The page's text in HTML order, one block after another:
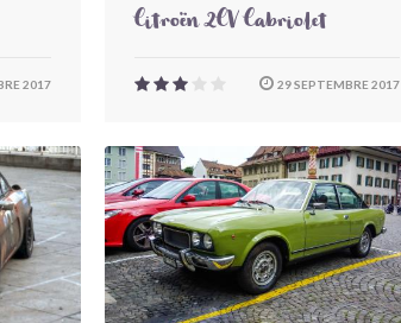
2017
Citroën 2CV Cabriolet
29 SEPTEMBRE 2017